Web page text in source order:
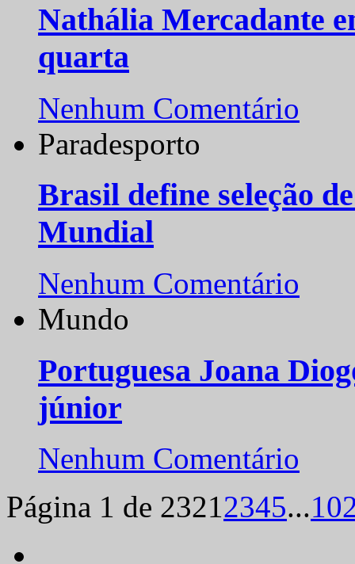
Nathália Mercadante
quarta
Nenhum Comentário
Paradesporto
Brasil define seleção
Mundial
Nenhum Comentário
Mundo
Portuguesa Joana
júnior
Nenhum Comentário
Página 1 de 23212345...10